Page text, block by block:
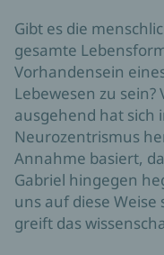
Gibt es die
gesamte
Vorhandensein
Lebewesen zu
ausgehend hat sich
Neurozentrismus
Annahme basiert,
Gabriel hingegen
uns auf diese
greift das